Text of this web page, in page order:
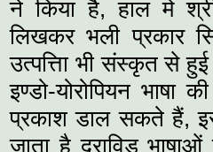
ने किया है, हाल में
लिखकर भली प्रकार
उत्पत्तिा भी संस्कृत से हुई
इण्डो-योरोपियन
प्रकाश डाल सकते हैं,
जाता है द्राविड़